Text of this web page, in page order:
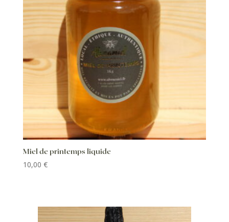
Miel de printemps liquide
10,00 €